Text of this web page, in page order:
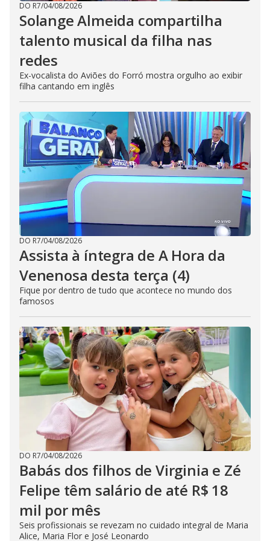
DO R7/04/08/2026
Solange Almeida compartilha
talento musical da filha nas
redes
Ex-vocalista do Aviões do Forró mostra orgulho ao exibir
filha cantando em inglês
DO R7/04/08/2026
Assista à íntegra de A Hora da
Venenosa desta terça (4)
Fique por dentro de tudo que acontece no mundo dos
famosos
DO R7/04/08/2026
Babás dos filhos de Virginia e Zé
Felipe têm salário de até R$ 18
mil por mês
Seis profissionais se revezam no cuidado integral de Maria
Alice, Maria Flor e José Leonardo